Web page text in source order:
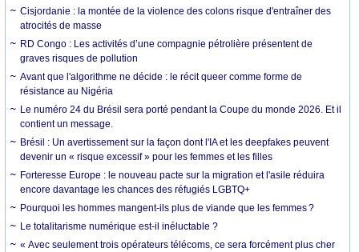
Cisjordanie : la montée de la violence des colons risque d'entraîner des
atrocités de masse
RD Congo : Les activités d’une compagnie pétrolière présentent de
graves risques de pollution
Avant que l'algorithme ne décide : le récit queer comme forme de
résistance au Nigéria
Le numéro 24 du Brésil sera porté pendant la Coupe du monde 2026. Et il
contient un message.
Brésil : Un avertissement sur la façon dont l'IA et les deepfakes peuvent
devenir un « risque excessif » pour les femmes et les filles
Forteresse Europe : le nouveau pacte sur la migration et l'asile réduira
encore davantage les chances des réfugiés LGBTQ+
Pourquoi les hommes mangent-ils plus de viande que les femmes ?
Le totalitarisme numérique est-il inéluctable ?
« Avec seulement trois opérateurs télécoms, ce sera forcément plus cher